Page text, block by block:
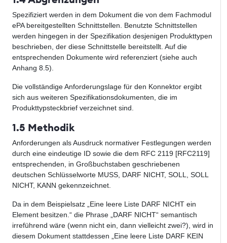
Spezifiziert werden in dem Dokument die von dem Fachmodul
ePA bereitgestellten Schnittstellen. Benutzte Schnittstellen
werden hingegen in der Spezifikation desjenigen Produkttypen
beschrieben, der diese Schnittstelle bereitstellt. Auf die
entsprechenden Dokumente wird referenziert (siehe auch
Anhang 8.5).
Die vollständige Anforderungslage für den Konnektor ergibt
sich aus weiteren Spezifikationsdokumenten, die im
Produkttypsteckbrief verzeichnet sind.
1.5 Methodik
Anforderungen als Ausdruck normativer Festlegungen werden
durch eine eindeutige ID sowie die dem RFC 2119 [RFC2119]
entsprechenden, in Großbuchstaben geschriebenen
deutschen Schlüsselworte MUSS, DARF NICHT, SOLL, SOLL
NICHT, KANN gekennzeichnet.
Da in dem Beispielsatz „Eine leere Liste DARF NICHT ein
Element besitzen.“ die Phrase „DARF NICHT“ semantisch
irreführend wäre (wenn nicht ein, dann vielleicht zwei?), wird in
diesem Dokument stattdessen „Eine leere Liste DARF KEIN